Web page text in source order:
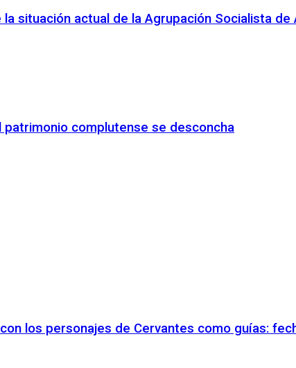
situación actual de la Agrupación Socialista de
patrimonio complutense se desconcha
los personajes de Cervantes como guías: